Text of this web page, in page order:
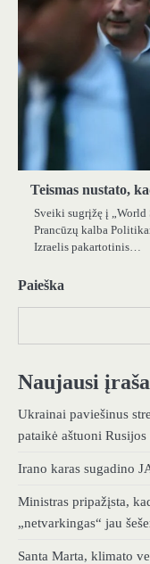
Teismas nustato,
Sveiki sugrįžę į „World
Prancūzų kalba
Izraelis pakartotinis…
Paieška
Naujausi
Ukrainai paviešinus
pataikė aštuoni
Irano karas sugadino
Ministras pripažįsta,
„netvarkingas“ jau
Santa Marta, klimato